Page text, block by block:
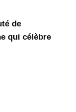
de
qui célèbre